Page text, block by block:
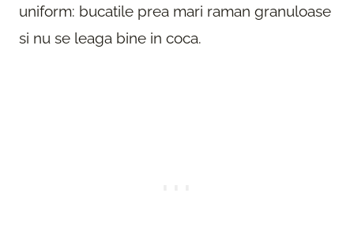
uniform: bucatile prea mari raman granuloase
si nu se leaga bine in coca.